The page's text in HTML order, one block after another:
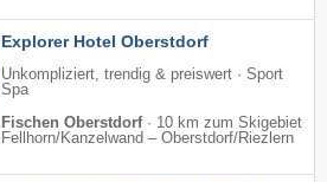
Explorer Hotel Oberstdorf
Unkompliziert, trendig & preiswert · Sport
Spa
Fischen Oberstdorf· 10 km zum Skigebiet
Fellhorn/​Kanzelwand – Oberstdorf/​Riezlern